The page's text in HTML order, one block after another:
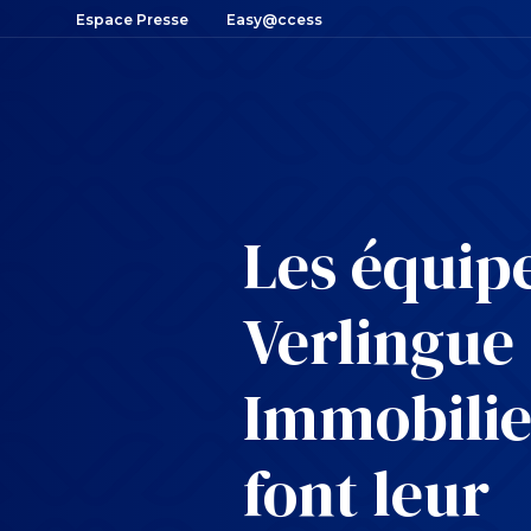
Espace Presse Easy@ccess
Les
Verlingue
font leur